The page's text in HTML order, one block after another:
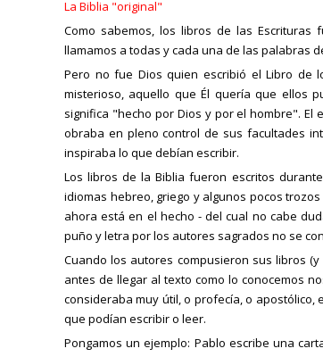
La Biblia "original"
Como sabemos, los libros de las
llamamos a todas y cada una de las palabras
Pero no fue Dios quien escribió el Libro de
misterioso, aquello que Él quería que ellos
significa "hecho por Dios y por el hombre".
obraba en pleno control de sus facultades
inspiraba lo que debían escribir.
Los libros de la Biblia fueron escritos
idiomas hebreo, griego y algunos pocos
ahora está en el hecho - del cual no cabe
puño y letra por los autores sagrados no se
Cuando los autores compusieron sus libros
antes de llegar al texto como lo conocemos
consideraba muy útil, o profecía, o apostólico,
que podían escribir o leer.
Pongamos un ejemplo: Pablo escribe una